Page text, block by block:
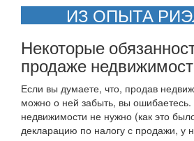
ИЗ ОПЫТА
Некоторые
продаже
Если вы думаете, что, продав
можно о ней забыть, вы ошибаетесь.
недвижимости не нужно (как это
декларацию по налогу с продажи, у